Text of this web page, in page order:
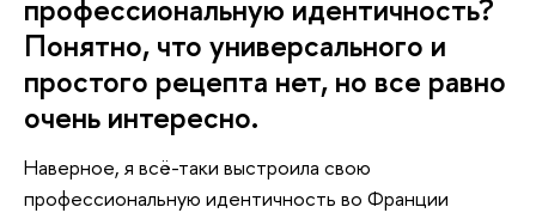
профессиональную идентичность?
Понятно, что универсального и
простого рецепта нет, но все равно
очень интересно.
Наверное, я всё-таки выстроила свою
профессиональную идентичность во Франции